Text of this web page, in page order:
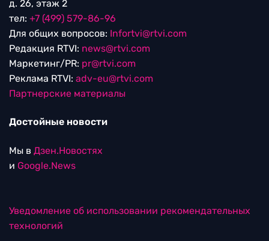
д. 26, этаж 2
тел: +7 (499) 579-86-96
Для общих вопросов: Infortvi@rtvi.com
Редакция RTVI: news@rtvi.com
Маркетинг/PR: pr@rtvi.com
Реклама RTVI: adv-eu@rtvi.com
Партнерские материалы
Достойные новости
Мы в Дзен.Новостях
и Google.News
Уведомление об использовании рекомендательных
технологий